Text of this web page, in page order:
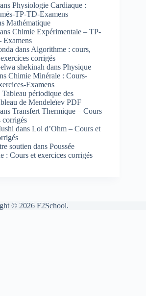
Physiologie Cardiaque :
TP-TD-Examens
Mathématique
Chimie Expérimentale – TP-
Examens
dans Algorithme : cours,
corrigés
shekinah dans Physique
Chimie Minérale : Cours-
Examens
Tableau périodique des
de Mendeleïev PDF
Transfert Thermique – Cours
corrigés
dans Loi d’Ohm – Cours et
soutien dans Poussée
: Cours et exercices corrigés
© 2026 F2School.